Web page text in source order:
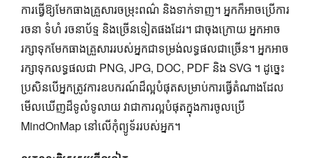
ការធ្វើឱ្យមែកធាងគ្រួសារចម្រុះពណ៌ និងទាក់ទាញ។ អ្នកក៏អាចប្រើការ
រចនា ទំហំ រចនាប័ទ្ម និងច្រើនទៀតផងដែរ។ ជាចុងក្រោយ អ្នកអាច
រក្សាទុកមែកធាងគ្រួសាររបស់អ្នកជាទម្រង់លទ្ធផលជាច្រើន។ អ្នកអាច
រក្សាទុកលទ្ធផលជា PNG, JPG, DOC, PDF និង SVG ។ ដូច្នេះ
ប្រសិនបើអ្នកត្រូវការឧបករណ៍ដ៏ល្អបំផុតសម្រាប់ការធ្វើតំណាងដែល
មើលឃើញដ៏ទូលំទូលាយ វាជាការល្អបំផុតក្នុងការចូលប្រើ
MindOnMap នៅលើកុំព្យូទ័ររបស់អ្នក។